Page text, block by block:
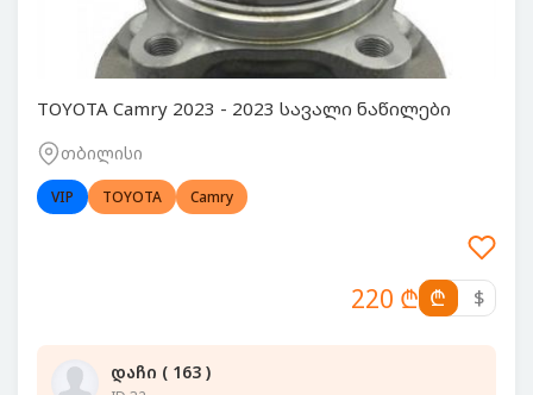
TOYOTA Camry 2023 - 2023 სავალი ნაწილები
თბილისი
VIP TOYOTA Camry
220 ₾ ₾ $
დაჩი ( 163 )